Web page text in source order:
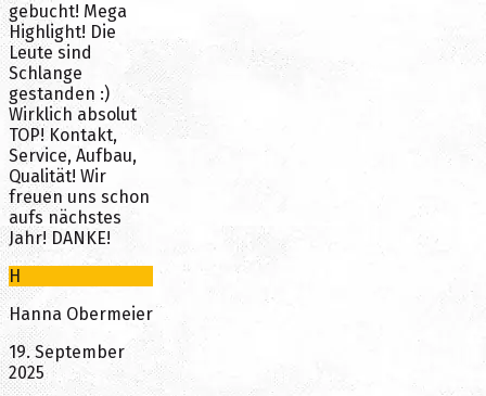
gebucht! Mega
Highlight! Die
Leute sind
Schlange
gestanden :)
Wirklich absolut
TOP! Kontakt,
Service, Aufbau,
Qualität! Wir
freuen uns schon
aufs nächstes
Jahr! DANKE!
H
Hanna Obermeier
19. September
2025